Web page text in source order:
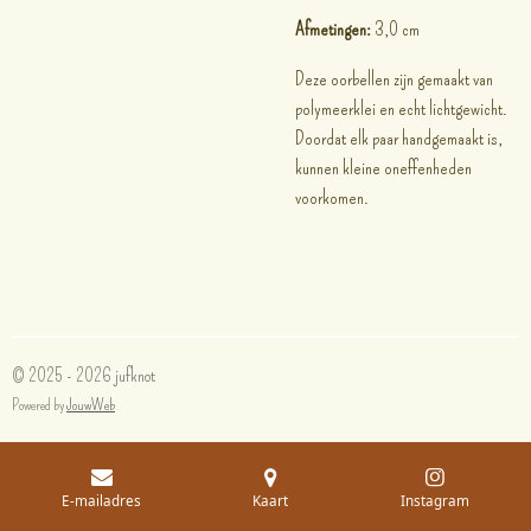
Afmetingen: 3,0 cm
Deze oorbellen zijn gemaakt van
polymeerklei en echt lichtgewicht.
Doordat elk paar handgemaakt is,
kunnen kleine oneffenheden
voorkomen.
© 2025 - 2026 jufknot
Powered byJouwWeb
E-mailadres Kaart Instagram